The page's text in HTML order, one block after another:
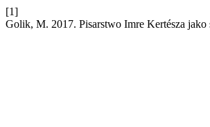
[1]
Golik, M. 2017. Pisarstwo Imre Kertésza